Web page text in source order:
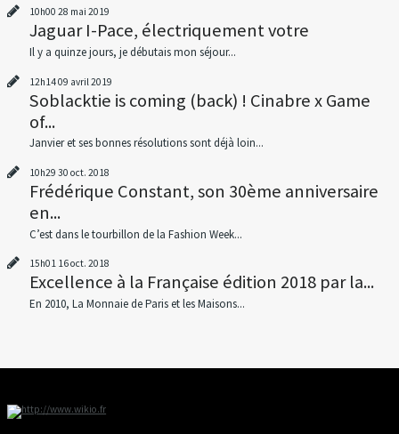
10h00 28 mai 2019
Jaguar I-Pace, électriquement votre
Il y a quinze jours, je débutais mon séjour...
12h1409 avril 2019
Soblacktie is coming (back) ! Cinabre x Game
of...
Janvier et ses bonnes résolutions sont déjà loin...
10h29 30 oct. 2018
Frédérique Constant, son 30ème anniversaire
en...
C’est dans le tourbillon de la Fashion Week...
15h01 16oct. 2018
Excellence à la Française édition 2018 par la...
En 2010, La Monnaie de Paris et les Maisons...